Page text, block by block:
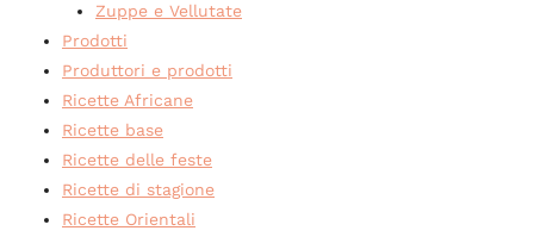
Zuppe e Vellutate
Prodotti
Produttori e prodotti
Ricette Africane
Ricette base
Ricette delle feste
Ricette di stagione
Ricette Orientali